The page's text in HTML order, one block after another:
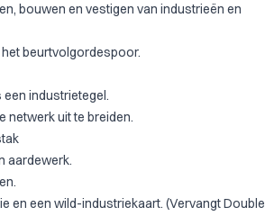
bouwen en vestigen van industrieën en
beurtvolgordespoor.
industrietegel.
netwerk uit te breiden.
aardewerk.
en een wild-industriekaart. (Vervangt Double